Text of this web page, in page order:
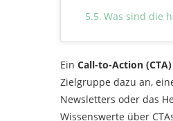
Was sind die
Ein Call-to-Action (CTA)
Zielgruppe dazu an,
Newsletters oder das
Wissenswerte über